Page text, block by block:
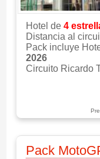
Hotel de 4
Distancia al
Pack incluye
2026
Circuito Ricardo
Pack